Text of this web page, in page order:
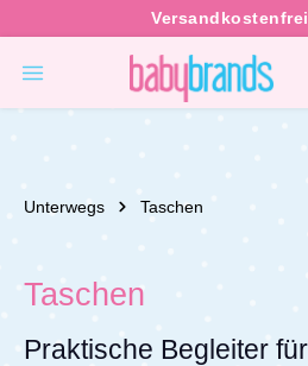
Unterwegs Taschen
Taschen
Praktische Begleiter